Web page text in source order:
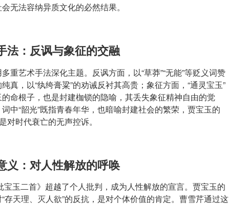
无法容纳异质文化的必然结果。
法：反讽与象征的交融
重艺术手法深化主题。反讽方面，以“草莽”“无能”等贬义词赞
真，以“纨绔膏粱”的劝诫反衬其高贵；象征方面，“通灵宝玉”
命根子，也是封建枷锁的隐喻，其丢失象征精神自由的觉
中“韶光”既指青春年华，也暗喻封建社会的繁荣，贾宝玉的
对时代衰亡的无声控诉。
义：对人性解放的呼唤
宝玉二首》超越了个人批判，成为人性解放的宣言。贾宝玉的
存天理、灭人欲”的反抗，是对个体价值的肯定。曹雪芹通过这